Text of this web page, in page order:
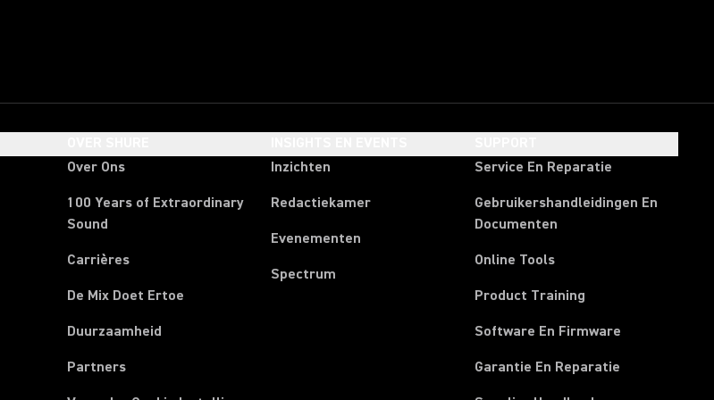
Over Ons
100 Years of Extraordinary
Sound
Carrières
De Mix Doet Ertoe
Duurzaamheid
Partners
Inzichten
Redactiekamer
Evenementen
Spectrum
Service En Reparatie
Gebruikershandleidingen En
Documenten
Online Tools
Product Training
Software En Firmware
Garantie En Reparatie